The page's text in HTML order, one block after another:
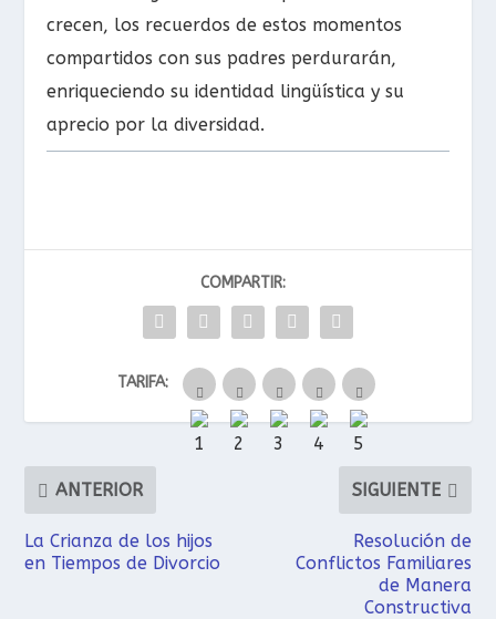
crecen, los recuerdos de estos momentos
compartidos con sus padres perdurarán,
enriqueciendo su identidad lingüística y su
aprecio por la diversidad.
COMPARTIR:
TARIFA:
ANTERIOR
La Crianza de los hijos
en Tiempos de Divorcio
SIGUIENTE
Resolución de
Conflictos Familiares
de Manera
Constructiva